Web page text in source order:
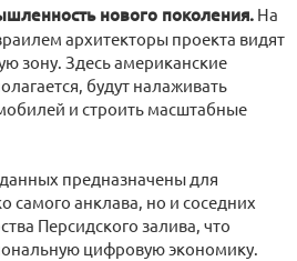
нового поколения. На
архитекторы проекта видят
зону. Здесь американские
будут налаживать
и строить масштабные
предназначены для
самого анклава, но и соседних
Персидского залива, что
цифровую экономику.